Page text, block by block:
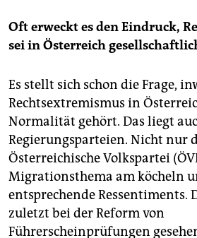
Oft erweckt es den Eindruck,
sei in Österreich
Es stellt sich schon die Frage,
Rechtsextremismus in
Normalität gehört. Das liegt
Regierungsparteien. Nicht nur
Österreichische Volkspartei
Migrationsthema am köcheln
entsprechende Ressentiments.
zuletzt bei der Reform von
Führerscheinprüfungen